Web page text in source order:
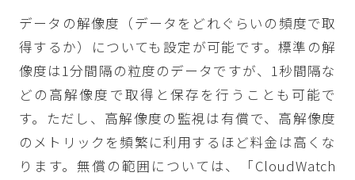
データの解像度（データをどれぐらいの頻度で取
得するか）についても設定が可能です。標準の解
像度は1分間隔の粒度のデータですが、1秒間隔な
どの高解像度で取得と保存を行うことも可能で
す。ただし、高解像度の監視は有償で、高解像度
のメトリックを頻繁に利用するほど料金は高くな
ります。無償の範囲については、「CloudWatch